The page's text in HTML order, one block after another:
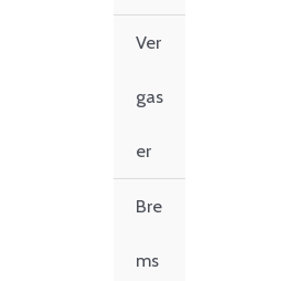
Ver
gas
er
Bre
ms